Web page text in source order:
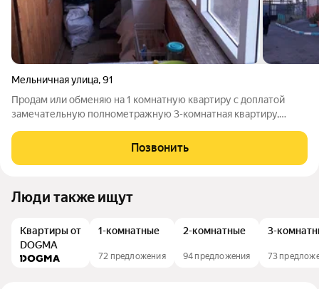
Мельничная улица,91
Продам или обменяю на 1 комнатную квартиру с доплатой
замечательную полнометражную 3-комнатная квартиру,
в отличном состоянии. Во всей квартире пластиковые окна.
Просторная лоджия.
Позвонить
Люди также ищут
Квартиры от
DOGMA
1-комнатные
72 предложения
2-комнатные
94 предложения
3-
73